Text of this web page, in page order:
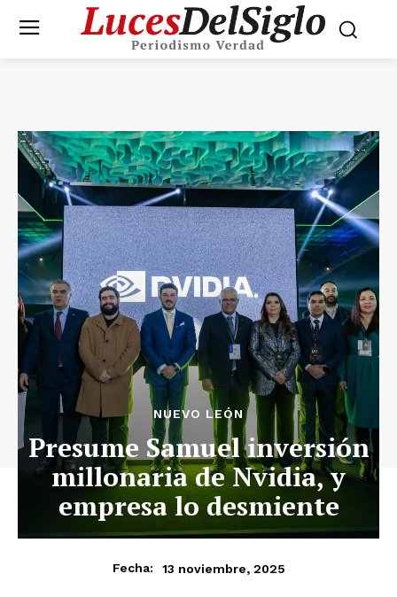
NUEVO LEÓN
Presume Samuel inversión
millonaria de Nvidia, y
empresa lo desmiente
Fecha: 13 noviembre, 2025